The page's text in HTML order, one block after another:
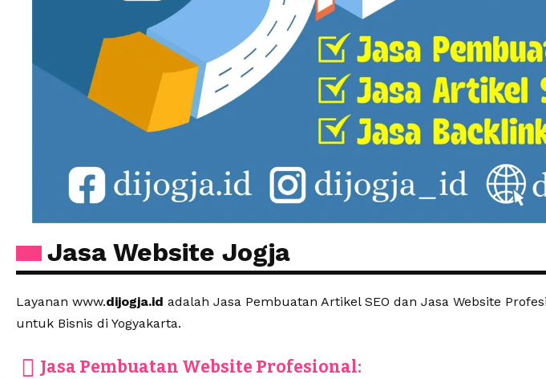
Jasa Website Jogja
Layanan www.dijogja.id adalah Jasa Pembuatan Artikel SEO dan Jasa Website
untuk Bisnis di Yogyakarta.
Jasa Pembuatan Website Profesional: